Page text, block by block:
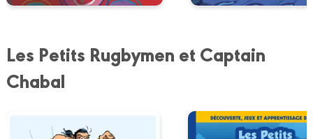
Les Petits Rugbymen et Captain
Chabal